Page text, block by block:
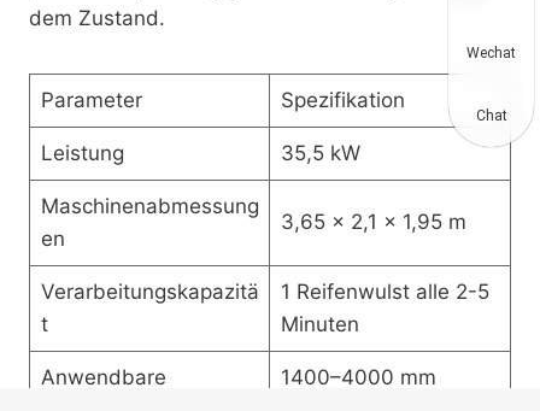
dem Zustand.
Parameter Spezifikation
Leistung 35,5 kW
Maschinenabmessung
en
3,65 × 2,1 × 1,95 m
Verarbeitungskapazitä
t
1 Reifenwulst alle 2-5
Minuten
Anwendbare
1400–4000 mm
Wechat
Chat